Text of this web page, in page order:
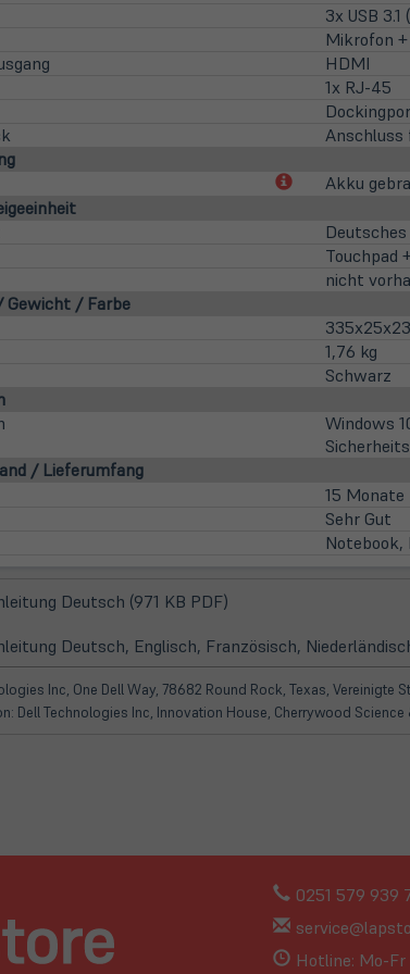
3x USB
Mikrofon
HDMI
1x RJ-45
Anschluss
(öffnet
neuem
Akku
Touchpad
nicht
Gewicht / Farbe
1,76 kg
Schwarz
Windows
/ Lieferumfang
15
Sehr Gut
Deutsch (971 KB PDF)
neuem
Tab)
Deutsch, Englisch, Französisch,
Inc, One Dell Way, 78682 Round Rock, Texas, Vereinigte
Dell Technologies Inc, Innovation House, Cherrywood
0251 579 939
Hotline: Mo-Fr